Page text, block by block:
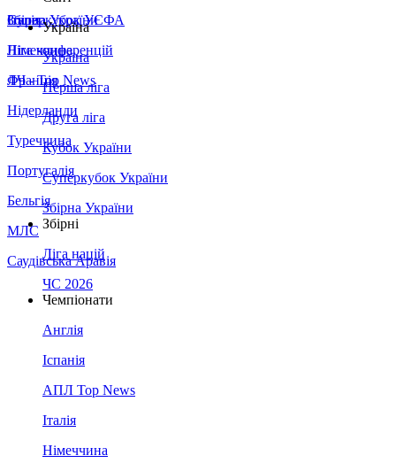
Збірна України
Італія
Німеччина
Франція
Нідерланди
Туреччина
Португалія
Бельгія
МЛС
Саудівська Аравія
Суперкубок УЄФА
Ліга конференцій
ЛЧ - Top News
Україна
Україна
Перша ліга
Друга ліга
Кубок України
Суперкубок України
Збірна України
Збірні
Ліга націй
ЧС 2026
Чемпіонати
Англія
Іспанія
АПЛ Top News
Італія
Німеччина